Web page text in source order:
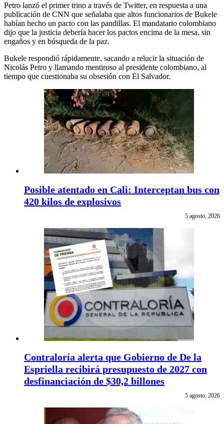
Petro lanzó el primer trino a través de Twitter, en respuesta a una
publicación de CNN que señalaba que altos funcionarios de Bukele
habían hecho un pacto con las pandillas. El mandatario colombiano
dijo que la justicia debería hacer los pactos encima de la mesa, sin
engaños y en búsqueda de la paz.
Bukele respondió rápidamente, sacando a relucir la situación de
Nicolás Petro y llamando mentiroso al presidente colombiano, al
tiempo que cuestionaba su obsesión con El Salvador.
Posible atentado en Cali: Interceptan bus con
420 kilos de explosivos
5 agosto, 2026
Contraloría alerta que Gobierno de De la
Espriella recibirá presupuesto de 2027 con
desfinanciación de $30,2 billones
5 agosto, 2026